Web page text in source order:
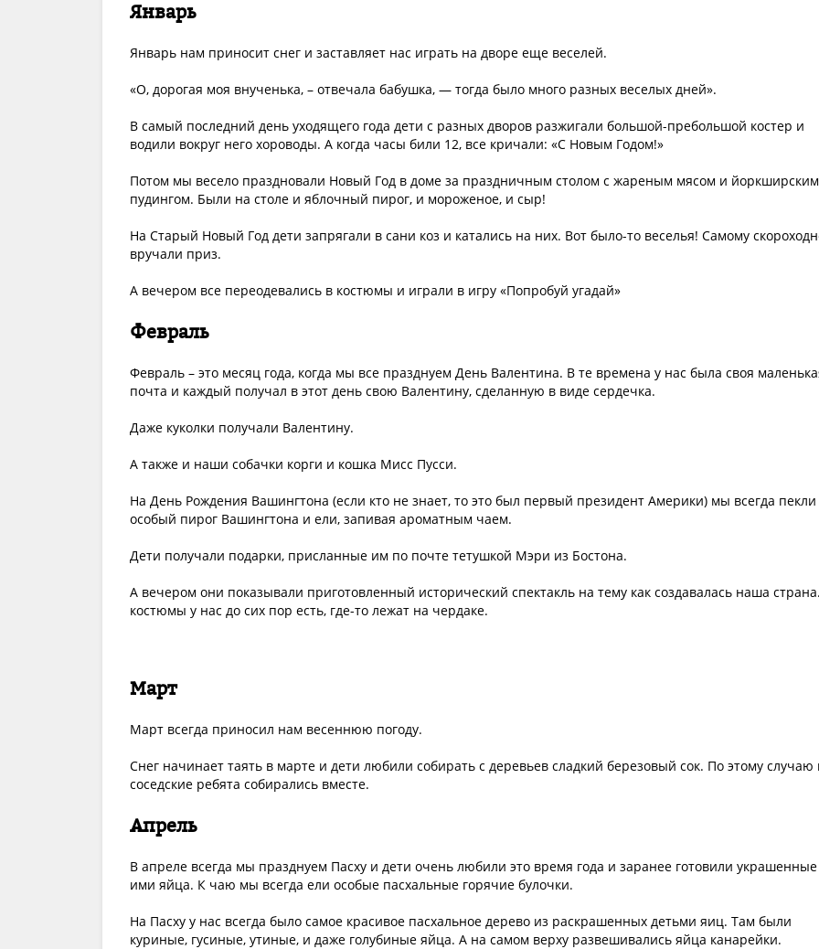
Январь
Январь нам приносит снег и заставляет нас играть на дворе еще веселей.
«О, дорогая моя внученька, – отвечала бабушка, — тогда было много разных веселых дней».
В самый последний день уходящего года дети с разных дворов разжигали большой-пребольшой костер и
водили вокруг него хороводы. А когда часы били 12, все кричали: «С Новым Годом!»
Потом мы весело праздновали Новый Год в доме за праздничным столом с жареным мясом и йоркширским
пудингом. Были на столе и яблочный пирог, и мороженое, и сыр!
На Старый Новый Год дети запрягали в сани коз и катались на них. Вот было-то веселья! Самому
вручали приз.
А вечером все переодевались в костюмы и играли в игру «Попробуй угадай»
Февраль
Февраль – это месяц года, когда мы все празднуем День Валентина. В те времена у нас была своя
почта и каждый получал в этот день свою Валентину, сделанную в виде сердечка.
Даже куколки получали Валентину.
А также и наши собачки корги и кошка Мисс Пусси.
На День Рождения Вашингтона (если кто не знает, то это был первый президент Америки) мы всегда пекли
особый пирог Вашингтона и ели, запивая ароматным чаем.
Дети получали подарки, присланные им по почте тетушкой Мэри из Бостона.
А вечером они показывали приготовленный исторический спектакль на тему как создавалась наша
костюмы у нас до сих пор есть, где-то лежат на чердаке.
Март
Март всегда приносил нам весеннюю погоду.
Снег начинает таять в марте и дети любили собирать с деревьев сладкий березовый сок. По этому случаю
соседские ребята собирались вместе.
Апрель
В апреле всегда мы празднуем Пасху и дети очень любили это время года и заранее готовили украшенные
ими яйца. К чаю мы всегда ели особые пасхальные горячие булочки.
На Пасху у нас всегда было самое красивое пасхальное дерево из раскрашенных детьми яиц. Там были
куриные, гусиные, утиные, и даже голубиные яйца. А на самом верху развешивались яйца канарейки.